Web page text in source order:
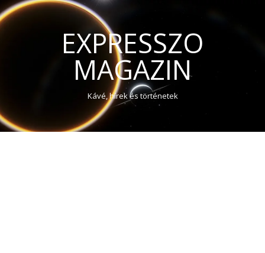
EXPRESSZO
MAGAZIN
Kávé, hírek és történetek